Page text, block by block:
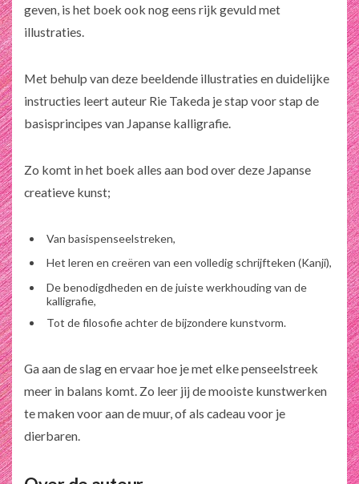
geven, is het boek ook nog eens rijk gevuld met
illustraties.
Met behulp van deze beeldende illustraties en duidelijke
instructies leert auteur Rie Takeda je stap voor stap de
basisprincipes van Japanse kalligrafie.
Zo komt in het boek alles aan bod over deze Japanse
creatieve kunst;
Van basispenseelstreken,
Het leren en creëren van een volledig schrijfteken (Kanji),
De benodigdheden en de juiste werkhouding van de
kalligrafie,
Tot de filosofie achter de bijzondere kunstvorm.
Ga aan de slag en ervaar hoe je met elke penseelstreek
meer in balans komt. Zo leer jij de mooiste kunstwerken
te maken voor aan de muur, of als cadeau voor je
dierbaren.